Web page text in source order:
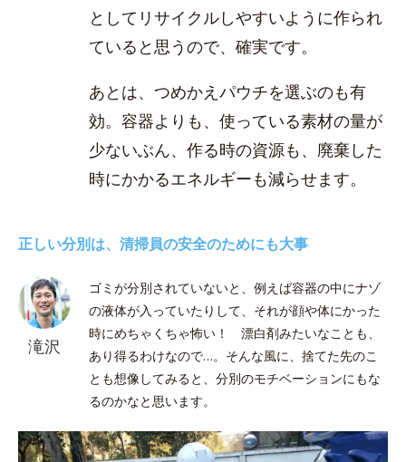
としてリサイクルしやすいように作られ
ていると思うので、確実です。
あとは、つめかえパウチを選ぶのも有
効。容器よりも、使っている素材の量が
少ないぶん、作る時の資源も、廃棄した
時にかかるエネルギーも減らせます。
正しい分別は、清掃員の安全のためにも大事
滝沢
ゴミが分別されていないと、例えば容器の中にナゾ
の液体が入っていたりして、それが顔や体にかった
時にめちゃくちゃ怖い！ 漂白剤みたいなことも、
あり得るわけなので…。そんな風に、捨てた先のこ
とも想像してみると、分別のモチベーションにもな
るのかなと思います。